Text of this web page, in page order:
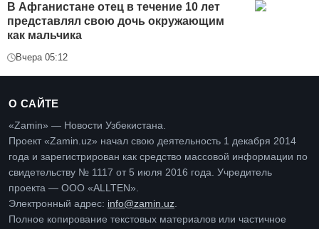
В Афганистане отец в течение 10 лет
представлял свою дочь окружающим
как мальчика
Вчера 05:12
О САЙТЕ
«Zamin» — Новости Узбекистана.
Проект «Zamin.uz» начал свою деятельность 1 декабря 2014
года и зарегистрирован как средство массовой информации по
свидетельству № 1117 от 5 июля 2016 года. Учредитель
проекта — ООО «ALLTEN».
Электронный адрес: info@zamin.uz.
Полное копирование текстовых материалов или частичное